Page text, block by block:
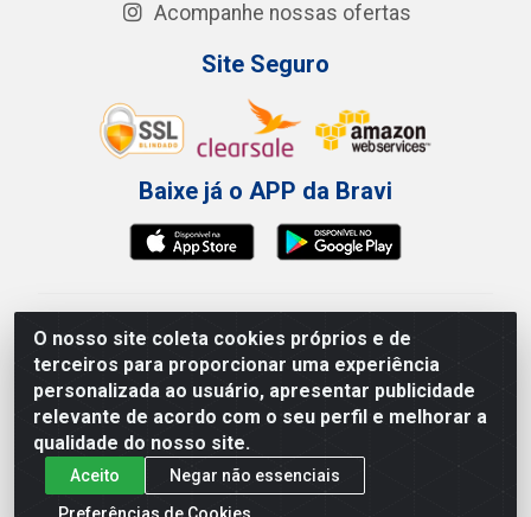
O nosso site coleta cookies próprios e de
terceiros para proporcionar uma experiência
personalizada ao usuário, apresentar publicidade
relevante de acordo com o seu perfil e melhorar a
qualidade do nosso site.
Aceito
Negar não essenciais
Preferências de Cookies
Acompanhe nossas ofertas
Site Seguro
Baixe já o APP da Bravi
Bravi Consumíveis de Higiene e Descartáveis EIRELI -
CNPJ 19.457.137/0001-06
Av. Sul Gov. Cid Sampaio, 3125 - Galpão 000A -
Imbiribeira - Recife/PE - CEP 51.150-010